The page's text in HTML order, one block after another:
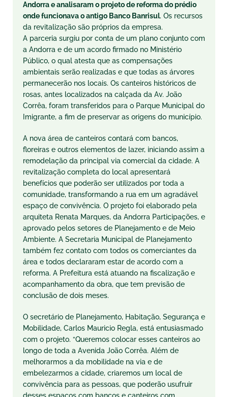
Andorra e analisaram o projeto de reforma do prédio
onde funcionava o antigo Banco Banrisul. Os recursos
da revitalização são próprios da empresa.
A parceria surgiu por conta de um plano conjunto com
a Andorra e de um acordo firmado no Ministério
Público, o qual atesta que as compensações
ambientais serão realizadas e que todas as árvores
permanecerão nos locais. Os canteiros históricos de
rosas, antes localizados na calçada da Av. João
Corrêa, foram transferidos para o Parque Municipal do
Imigrante, a fim de preservar as origens do município.
A nova área de canteiros contará com bancos,
floreiras e outros elementos de lazer, iniciando assim a
remodelação da principal via comercial da cidade. A
revitalização completa do local apresentará
benefícios que poderão ser utilizados por toda a
comunidade, transformando a rua em um agradável
espaço de convivência. O projeto foi elaborado pela
arquiteta Renata Marques, da Andorra Participações, e
aprovado pelos setores de Planejamento e de Meio
Ambiente. A Secretaria Municipal de Planejamento
também fez contato com todos os comerciantes da
área e todos declararam estar de acordo com a
reforma. A Prefeitura está atuando na fiscalização e
acompanhamento da obra, que tem previsão de
conclusão de dois meses.
O secretário de Planejamento, Habitação, Segurança e
Mobilidade, Carlos Mauricio Regla, está entusiasmado
com o projeto. “Queremos colocar esses canteiros ao
longo de toda a Avenida João Corrêa. Além de
melhorarmos a da mobilidade na via e de
embelezarmos a cidade, criaremos um local de
convivência para as pessoas, que poderão usufruir